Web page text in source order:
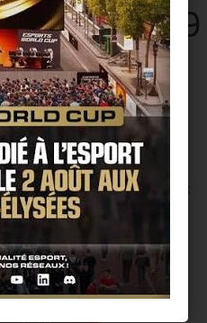
vendredi 19
À JOUR10 DÉCEMBRE 2014
vous propose deux
de Noël !